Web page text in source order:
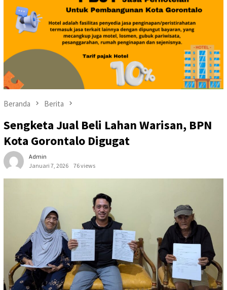
Beranda Berita
Sengketa Jual Beli Lahan Warisan, BPN
Kota Gorontalo Digugat
Admin
Januari 7, 2026
76 views